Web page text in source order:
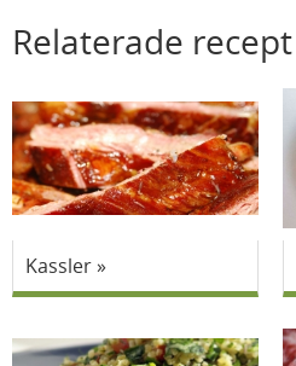
Relaterade recept
Kassler